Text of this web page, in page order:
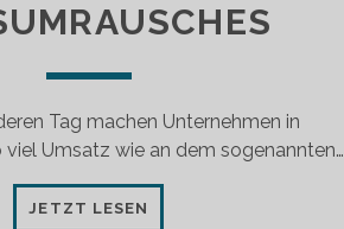
Tag machen Unternehmen in
viel Umsatz wie an dem sogenannten…
JETZT LESEN